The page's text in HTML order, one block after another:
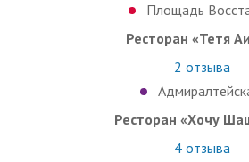
Площадь
Ресторан «Тетя
2 отзыва
Ресторан «Хочу
4отзыва